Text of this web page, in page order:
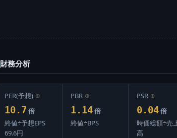
財務分析
PER(予想) ⊙
10.7 倍
終値÷予想EPS
69.6円
PBR ⊙
1.14 倍
終値÷BPS
PSR ⊙
0.04 倍
時価総額÷売
高